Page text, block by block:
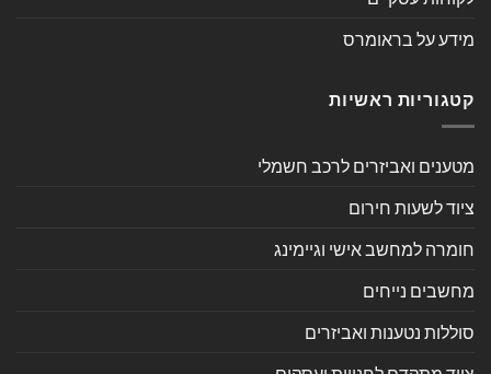
מידע על בראומרס
קטגוריות ראשיות
מטענים ואביזרים לרכב חשמלי
ציוד לשעות חירום
חומרה למחשב אישי וגיימינג
מחשבים נייחים
סוללות נטענות ואביזרים